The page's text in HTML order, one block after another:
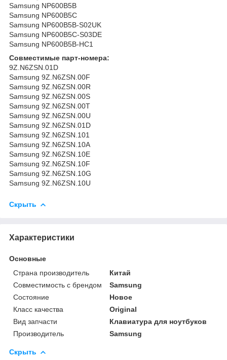
Samsung NP600B5B
Samsung NP600B5C
Samsung NP600B5B-S02UK
Samsung NP600B5C-S03DE
Samsung NP600B5B-HC1
Совместимые парт-номера:
9Z.N6ZSN.01D
Samsung 9Z.N6ZSN.00F
Samsung 9Z.N6ZSN.00R
Samsung 9Z.N6ZSN.00S
Samsung 9Z.N6ZSN.00T
Samsung 9Z.N6ZSN.00U
Samsung 9Z.N6ZSN.01D
Samsung 9Z.N6ZSN.101
Samsung 9Z.N6ZSN.10A
Samsung 9Z.N6ZSN.10E
Samsung 9Z.N6ZSN.10F
Samsung 9Z.N6ZSN.10G
Samsung 9Z.N6ZSN.10U
Скрыть
Характеристики
Основные
Страна производитель
Китай
Совместимость с брендом
Samsung
Состояние
Новое
Класс качества
Original
Вид запчасти
Клавиатура для ноутбуков
Производитель
Samsung
Скрыть